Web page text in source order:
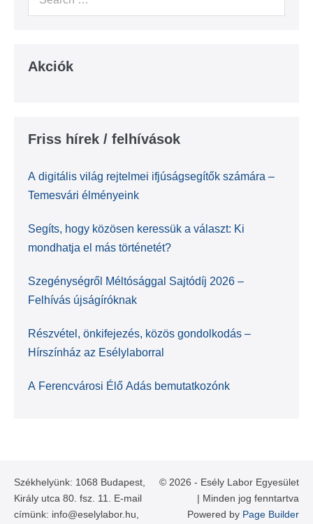
Akciók
Friss hírek / felhívások
A digitális világ rejtelmei ifjúságsegítők számára –
Temesvári élményeink
Segíts, hogy közösen keressük a választ: Ki
mondhatja el más történetét?
Szegénységről Méltósággal Sajtódíj 2026 –
Felhívás újságíróknak
Részvétel, önkifejezés, közös gondolkodás –
Hírszínház az Esélylaborral
A Ferencvárosi Élő Adás bemutatkozónk
Székhelyünk: 1068 Budapest,
Király utca 80. fsz. 11. E-mail
címünk: info@eselylabor.hu,
© 2026 - Esély Labor Egyesület
| Minden jog fenntartva
Powered by Page Builder